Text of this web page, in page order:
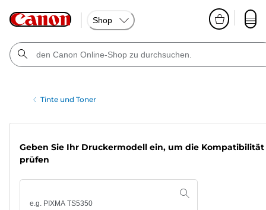
Shop
Tinte und Toner
Geben Sie Ihr Druckermodell ein, um die Kompatibilität
prüfen